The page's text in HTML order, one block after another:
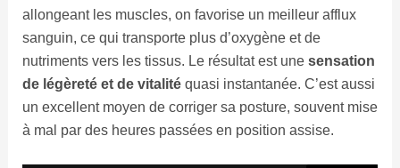
allongeant les muscles, on favorise un meilleur afflux
sanguin, ce qui transporte plus d’oxygène et de
nutriments vers les tissus. Le résultat est une sensation
de légèreté et de vitalitéquasi instantanée. C’est aussi
un excellent moyen de corriger sa posture, souvent mise
à mal par des heures passées en position assise.